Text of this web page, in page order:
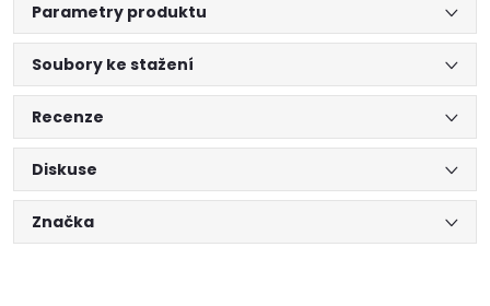
Parametry produktu
Soubory ke stažení
Recenze
Diskuse
Značka